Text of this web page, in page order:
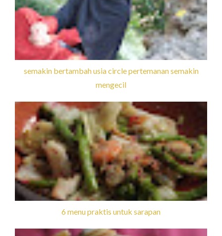
semakin bertambah usia circle pertemanan semakin
mengecil
6 menu praktis untuk sarapan